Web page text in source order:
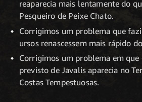
reaparecia mais lentamente do
Pesqueiro de Peixe Chato.
Corrigimos um problema que
ursos renascessem mais rápido
Corrigimos um problema em
previsto de Javalis aparecia no
Costas Tempestuosas.